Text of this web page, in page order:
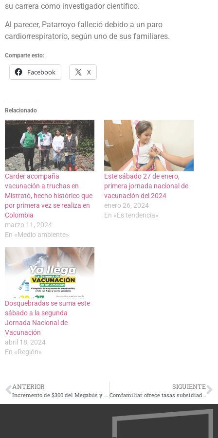
su carrera como investigador científico.
Al parecer, Patarroyo falleció debido a un paro
cardiorrespiratorio, según uno de sus familiares.
Comparte esto:
Facebook X
Relacionado
Carder acompaña
vacunación a truchas en
Mistrató, hecho histórico que
por primera vez se realiza en
Colombia
marzo 11, 2024
En «Medio ambiente»
Este sábado 27 de enero,
primera jornada nacional de
vacunación del 2024
enero 26, 2024
En «Es tendencia»
Dosquebradas se suma este
sábado a la segunda
Jornada Nacional de
Vacunación
abril 18, 2024
En «Región»
ANTERIOR SIGUIENTE